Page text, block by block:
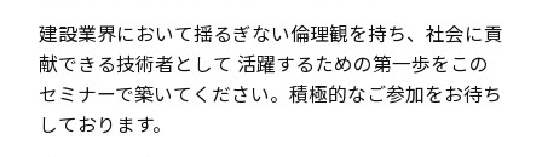
建設業界において揺るぎない倫理観を持ち、社会に貢
献できる技術者として 活躍するための第一歩をこの
セミナーで築いてください。積極的なご参加をお待ち
しております。